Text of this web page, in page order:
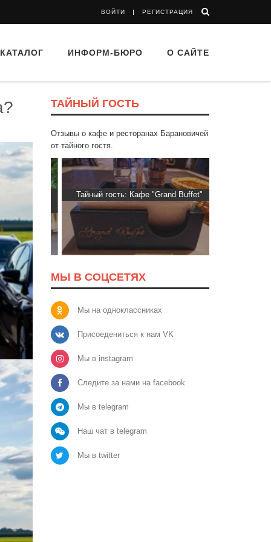
ВОЙТИ РЕГИСТРАЦИЯ
КАТАЛОГ ИНФОРМ-БЮРО О САЙТЕ
ТАЙНЫЙ ГОСТЬ
Отзывы о кафе и ресторанах Барановичей
от тайного гостя.
Тайный гость: Кафе "Grand Buffet"
МЫ В СОЦСЕТЯХ
Мы на одноклассниках
Присоедениться к нам VK
Мы в instagram
Следите за нами на facebook
Мы в telegram
Наш чат в telegram
Мы в twitter